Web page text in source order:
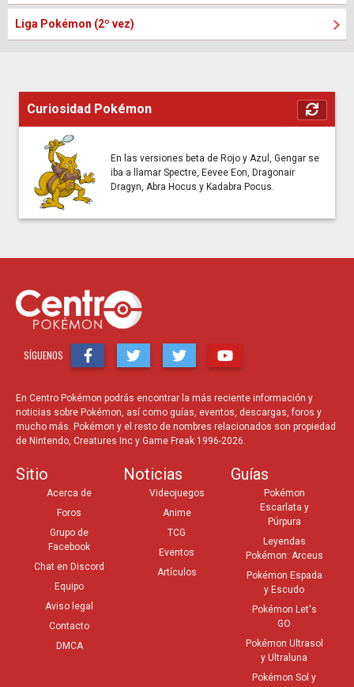
Liga Pokémon (2º vez)
Curiosidad Pokémon
En las versiones beta de Rojo y Azul, Gengar se
iba a llamar Spectre, Eevee Eon, Dragonair
Dragyn, Abra Hocus y Kadabra Pocus.
SÍGUENOS
En Centro Pokémon podrás encontrar la más reciente información y
noticias sobre Pokémon, así como guías, eventos, descargas, foros y
mucho más. Pokémon y el resto de nombres relacionados son propiedad
de Nintendo, Creatures Inc y Game Freak 1996-2026.
Sitio
Acerca de
Foros
Grupo de
Facebook
Chat en Discord
Equipo
Aviso legal
Contacto
DMCA
Noticias
Videojuegos
Anime
TCG
Eventos
Artículos
Guías
Pokémon
Escarlata y
Púrpura
Leyendas
Pokémon: Arceus
Pokémon Espada
y Escudo
Pokémon Let's
GO
Pokémon Ultrasol
y Ultraluna
Pokémon Sol y